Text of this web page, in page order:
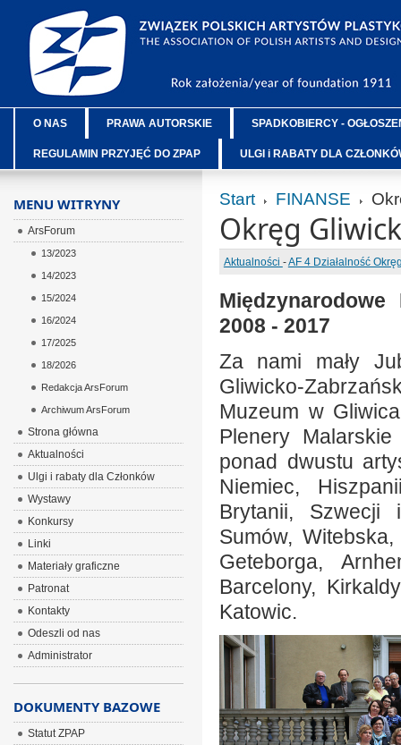
O NAS PRAWA AUTORSKIE SPADKOBIERCY -
REGULAMIN PRZYJĘĆ DO ZPAP ULGI i RABATY DLA
Start FINANSE
Okręg
Aktualności -AF 4 Działalność
2008 - 2017
Za nami mały
Gliwicko-
Muzeum w
Plenery
ponad dwustu
Niemiec,
Brytanii, Szwecji
Sumów,
Geteborga,
Barcelony,
Katowic.
MENU WITRYNY
ArsForum
13/2023
14/2023
15/2024
16/2024
17/2025
18/2026
Redakcja ArsForum
Archiwum ArsForum
Strona główna
Aktualności
Ulgi i rabaty dla Członków
Wystawy
Konkursy
Linki
Materiały graficzne
Patronat
Kontakty
Odeszli od nas
Administrator
DOKUMENTY BAZOWE
Statut ZPAP